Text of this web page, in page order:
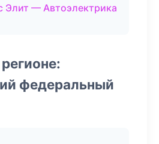
Элит — Автоэлектрика
федеральный